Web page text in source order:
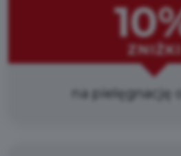
ZNIŻKI
na pielęgnację